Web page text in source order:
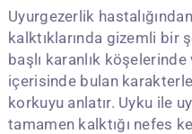
Uyurgezerlik
kalktıklarında gizemli bir
başlı karanlık
içerisinde bulan
korkuyu anlatır. Uyku ile
tamamen kalktığı nefes